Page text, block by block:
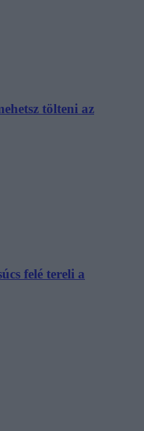
tölteni az
felé tereli a